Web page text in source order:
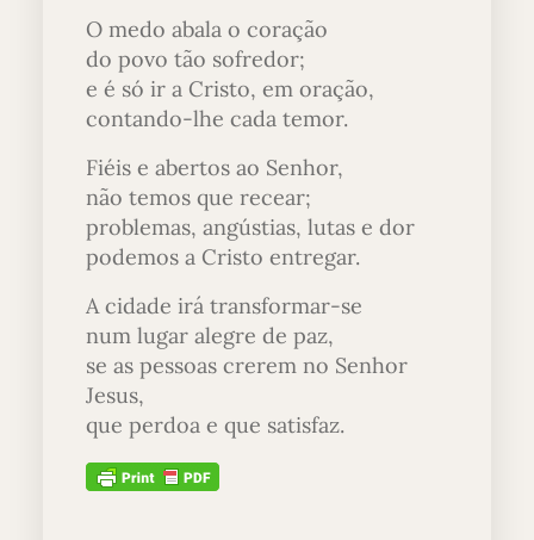
O medo abala o coração
do povo tão sofredor;
e é só ir a Cristo, em oração,
contando-lhe cada temor.
Fiéis e abertos ao Senhor,
não temos que recear;
problemas, angústias, lutas e dor
podemos a Cristo entregar.
A cidade irá transformar-se
num lugar alegre de paz,
se as pessoas crerem no Senhor
Jesus,
que perdoa e que satisfaz.